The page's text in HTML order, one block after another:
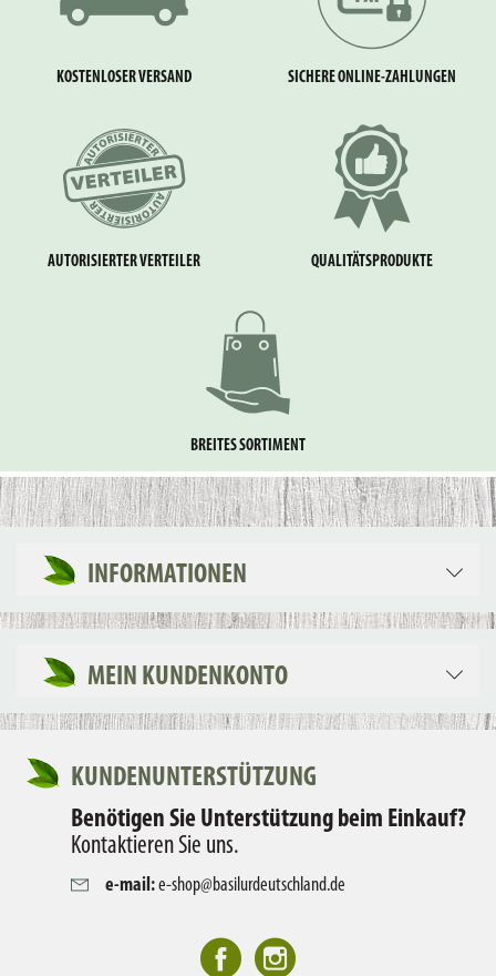
KOSTENLOSER VERSAND SICHERE ONLINE-ZAHLUNGEN
AUTORISIERTER VERTEILER QUALITÄTSPRODUKTE
BREITES SORTIMENT
INFORMATIONEN
MEIN KUNDENKONTO
KUNDENUNTERSTÜTZUNG
Benötigen Sie Unterstützung beim Einkauf?
Kontaktieren Sie uns.
e-mail:e-shop@basilurdeutschland.de